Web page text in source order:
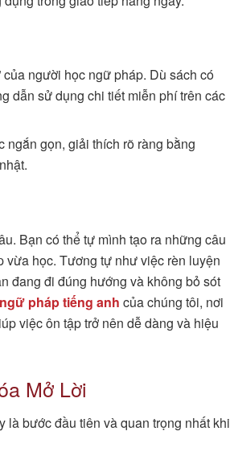
của người học ngữ pháp. Dù sách có
dẫn sử dụng chi tiết miễn phí trên các
ngắn gọn, giải thích rõ ràng bằng
Bạn có thể tự mình tạo ra những câu
vừa học. Tương tự như việc rèn luyện
đang đi đúng hướng và không bỏ sót
pháp tiếng anh của chúng tôi, nơi
việc ôn tập trở nên dễ dàng và hiệu
Mở Lời
bước đầu tiên và quan trọng nhất khi